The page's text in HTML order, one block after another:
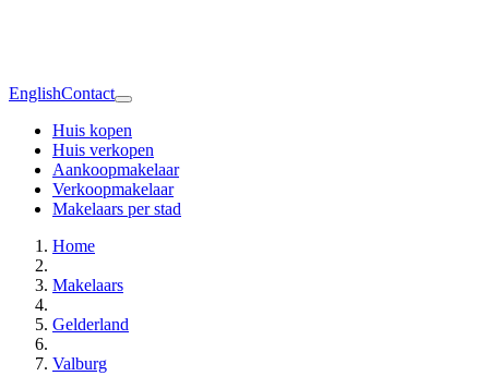
EnglishContact
Huis kopen
Huis verkopen
Aankoopmakelaar
Verkoopmakelaar
Makelaars per stad
Home
Makelaars
Gelderland
Valburg